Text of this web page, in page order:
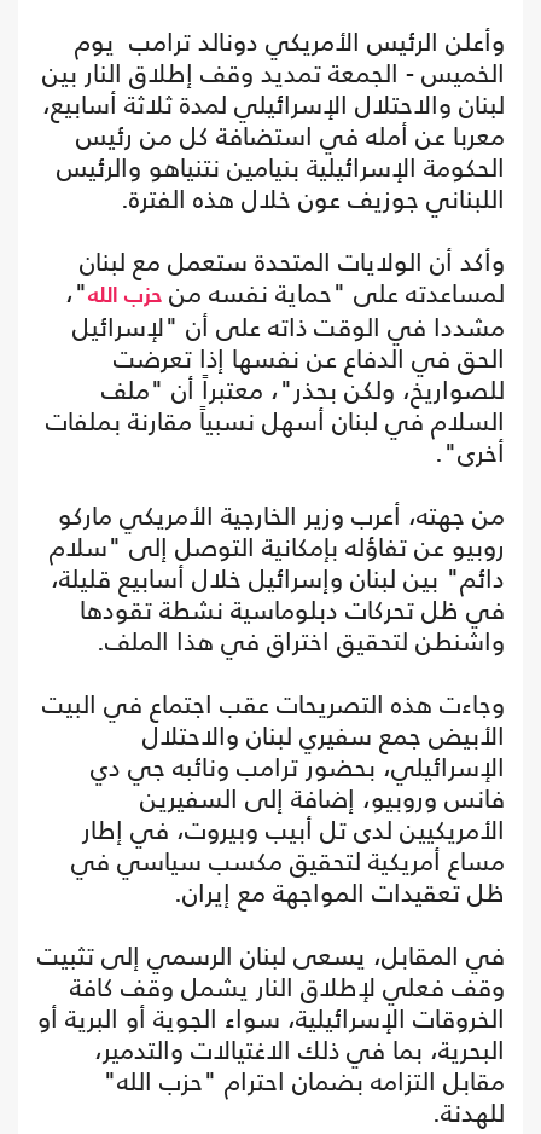
وأعلن الرئيس الأمريكي دونالد ترامب يوم
الخميس - الجمعة تمديد وقف إطلاق النار بين
لبنان والاحتلال الإسرائيلي لمدة ثلاثة أسابيع،
معربا عن أمله في استضافة كل من رئيس
الحكومة الإسرائيلية بنيامين نتنياهو والرئيس
اللبناني جوزيف عون خلال هذه الفترة.
وأكد أن الولايات المتحدة ستعمل مع لبنان
لمساعدته على "حماية نفسه من حزب الله"،
مشددا في الوقت ذاته على أن "لإسرائيل
الحق في الدفاع عن نفسها إذا تعرضت
للصواريخ، ولكن بحذر"، معتبراً أن "ملف
السلام في لبنان أسهل نسبياً مقارنة بملفات
أخرى".
من جهته، أعرب وزير الخارجية الأمريكي ماركو
روبيو عن تفاؤله بإمكانية التوصل إلى "سلام
دائم" بين لبنان وإسرائيل خلال أسابيع قليلة،
في ظل تحركات دبلوماسية نشطة تقودها
واشنطن لتحقيق اختراق في هذا الملف.
وجاءت هذه التصريحات عقب اجتماع في البيت
الأبيض جمع سفيري لبنان والاحتلال
الإسرائيلي، بحضور ترامب ونائبه جي دي
فانس وروبيو، إضافة إلى السفيرين
الأمريكيين لدى تل أبيب وبيروت، في إطار
مساع أمريكية لتحقيق مكسب سياسي في
ظل تعقيدات المواجهة مع إيران.
في المقابل، يسعى لبنان الرسمي إلى تثبيت
وقف فعلي لإطلاق النار يشمل وقف كافة
الخروقات الإسرائيلية، سواء الجوية أو البرية أو
البحرية، بما في ذلك الاغتيالات والتدمير،
مقابل التزامه بضمان احترام "حزب الله"
للهدنة.